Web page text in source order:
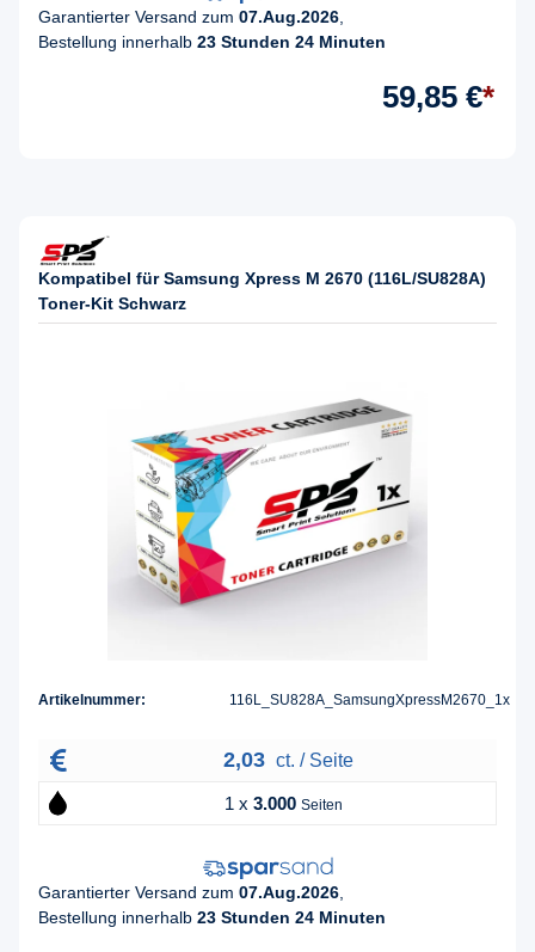
Garantierter Versand zum 07.Aug.2026
Bestellung innerhalb 23 Stunden 24 Minuten
59,85 €*
Kompatibel für Samsung Xpress M 2670 (116L/SU828A)
Toner-Kit Schwarz
Artikelnummer: 116L_SU828A_SamsungXpressM2670_1x
2,03 ct. / Seite
1 x 3.000 Seiten
Garantierter Versand zum 07.Aug.2026
Bestellung innerhalb 23 Stunden 24 Minuten